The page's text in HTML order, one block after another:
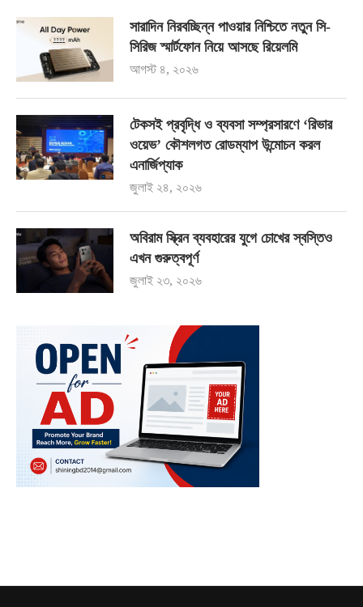
সারাদিন নিরবচ্ছিন্ন পাওয়ার নিশ্চিতে নতুন সি-
সিরিজ স্মার্টফোন নিয়ে আসছে রিয়েলমি
আগস্ট ৪, ২০২৬
টেকসই প্রবৃদ্ধি ও ব্যবসা সম্প্রসারণে ‘রিভার
ওয়েভ’ কৌশলগত রোডম্যাপ উন্মোচন করল
এনার্জিপ্যাক
জুলাই ২৪, ২০২৬
অবিরাম স্ক্রিন ব্যবহারের যুগে চোখের স্বস্তিও
এখন গুরুত্বপূর্ণ
জুলাই ২৩, ২০২৬